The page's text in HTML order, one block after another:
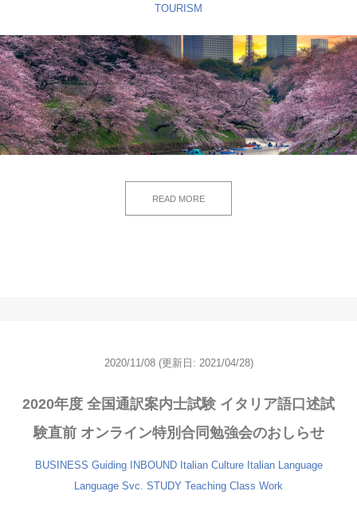
TOURISM
READ MORE
2020/11/08 (更新日: 2021/04/28)
2020年度 全国通訳案内士試験 イタリア語口述試
験直前 オンライン特別合同勉強会のおしらせ
BUSINESS Guiding INBOUND Italian Culture Italian Language
Language Svc. STUDY Teaching Class Work